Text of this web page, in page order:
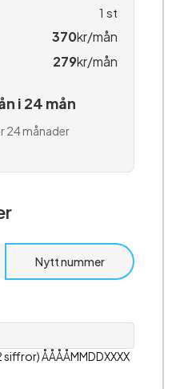
1 st
370kr/mån
279kr/mån
i 24 mån
24 månader
Nytt nummer
ÅÅÅÅMMDDXXXX